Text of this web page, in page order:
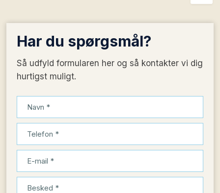
Har du spørgsmål?
Så udfyld formularen her og så kontakter vi dig
hurtigst muligt.